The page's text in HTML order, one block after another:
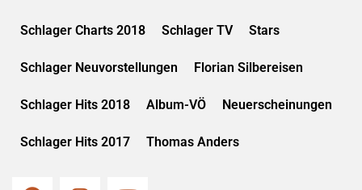
Schlager Charts 2018 Schlager TV Stars
Schlager Neuvorstellungen Florian Silbereisen
Schlager Hits 2018 Album-VÖ Neuerscheinungen
Schlager Hits 2017 Thomas Anders